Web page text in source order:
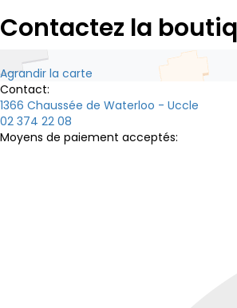
Contactez la
Agrandir la carte
Contact:
1366 Chaussée de Waterloo - Uccle
02 374 22 08
Moyens de paiement acceptés: